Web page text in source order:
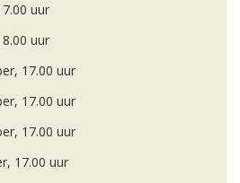
uur
uur
17.00 uur
17.00 uur
17.00 uur
17.00 uur